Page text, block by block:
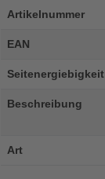
Artikelnummer
EAN
Seitenergiebigkeit
Beschreibung
Art